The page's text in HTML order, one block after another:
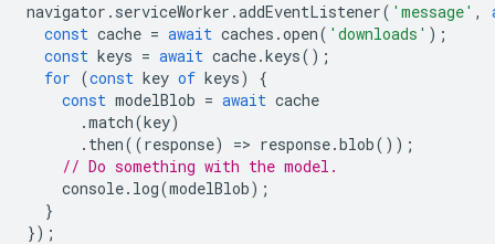
navigator . serviceWorker .addEventListener( 'message' ,
const cache = await caches .open( 'downloads' );
const keys = await cache.keys();
for (const key of keys)
{
const modelBlob = await cache
.match(key)
. then((response) => response.blob());
// Do something with the model.
console. log(modelBlob);
}
});